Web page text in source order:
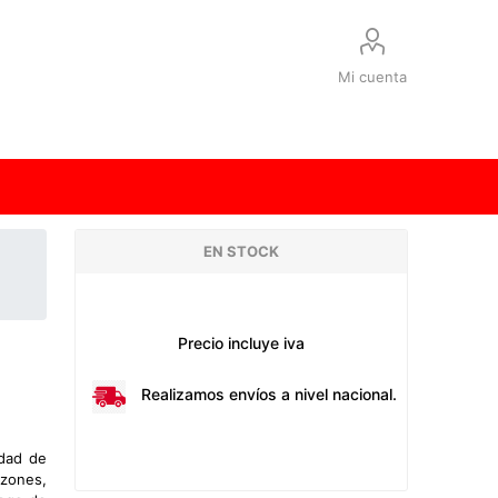
Mi cuenta
de
EN STOCK
Precio incluye iva
Realizamos envíos a nivel nacional.